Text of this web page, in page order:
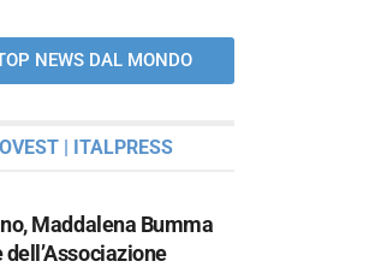
NEWS DAL MONDO
| ITALPRESS
Maddalena Bumma